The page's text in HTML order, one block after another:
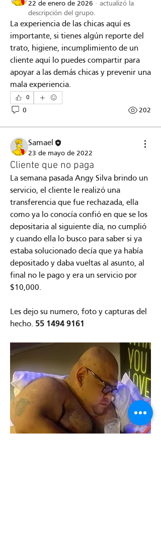
22 de enero de 2026 · actualizó la
descripción del grupo.
La experiencia de las chicas aquí es
importante, si tienes algún reporte del
trato, higiene, incumplimiento de un
cliente aquí lo puedes compartir para
apoyar a las demás chicas y prevenir una
mala experiencia.
0
0 202
Samael
23 de mayo de 2022
Cliente que no paga
La semana pasada Angy Silva brindo un
servicio, el cliente le realizó una
transferencia que fue rechazada, ella
como ya lo conocía confió en que se los
depositaria al siguiente día, no cumplió
y cuando ella lo busco para saber si ya
estaba solucionado decía que ya había
depositado y daba vueltas al asunto, al
final no le pago y era un servicio por
$10,000.
Les dejo su numero, foto y capturas del
hecho. 55 1494 9161